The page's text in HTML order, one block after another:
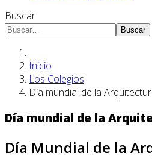
Buscar
Buscar
Inicio
Los Colegios
Día mundial de la
Día mundial de la
Día Mundial de la